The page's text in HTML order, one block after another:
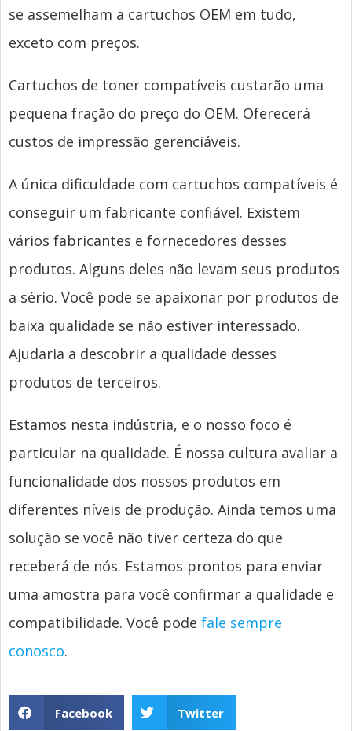
se assemelham a cartuchos OEM em tudo,
exceto com preços.
Cartuchos de toner compatíveis custarão uma
pequena fração do preço do OEM. Oferecerá
custos de impressão gerenciáveis.
A única dificuldade com cartuchos compatíveis é
conseguir um fabricante confiável. Existem
vários fabricantes e fornecedores desses
produtos. Alguns deles não levam seus produtos
a sério. Você pode se apaixonar por produtos de
baixa qualidade se não estiver interessado.
Ajudaria a descobrir a qualidade desses
produtos de terceiros.
Estamos nesta indústria, e o nosso foco é
particular na qualidade. É nossa cultura avaliar a
funcionalidade dos nossos produtos em
diferentes níveis de produção. Ainda temos uma
solução se você não tiver certeza do que
receberá de nós. Estamos prontos para enviar
uma amostra para você confirmar a qualidade e
compatibilidade. Você pode fale sempre
conosco.
Facebook Twitter